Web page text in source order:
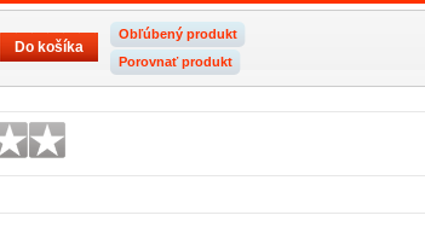
Obľúbený produkt
Porovnať produkt